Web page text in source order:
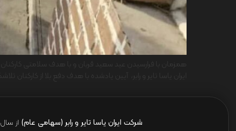
شرکت ایران یاسا تایر و رابر (سهامی عام) از سال